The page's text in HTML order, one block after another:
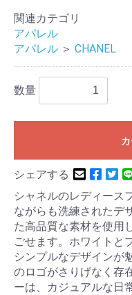
関連カテゴリ
アパレル
アパレル ＞ CHANEL
数量
シェアする
シャネルのレディース
ながらも洗練されたデ
た高品質な素材を使用
ごせます。ホワイトと
シンプルなデザインが
のロゴがさりげなく存
ーは、カジュアルな日